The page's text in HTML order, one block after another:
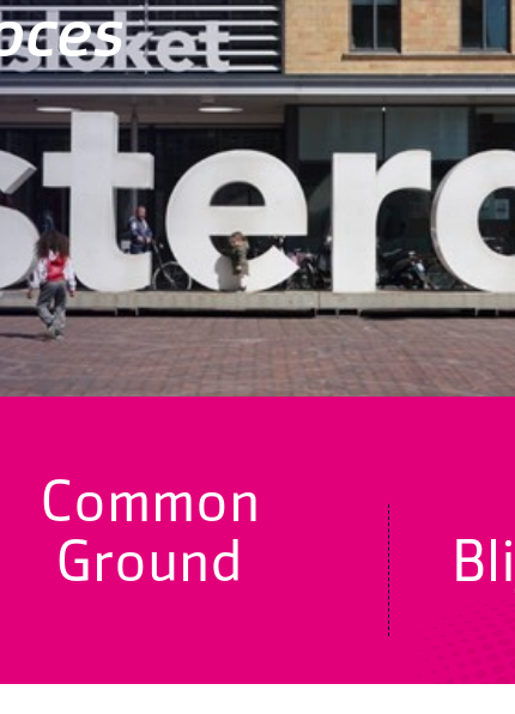
Common
Ground